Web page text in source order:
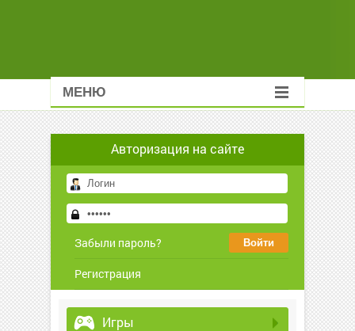
МЕНЮ
Авторизация на сайте
Забыли пароль?
Регистрация
Игры